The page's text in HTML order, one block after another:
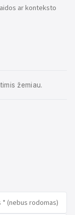
ar konteksto
žemiau.